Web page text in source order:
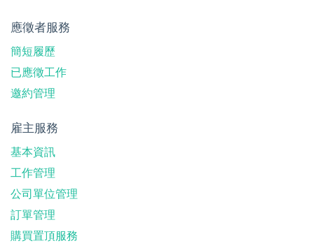
應徵者服務
簡短履歷
已應徵工作
邀約管理
雇主服務
基本資訊
工作管理
公司單位管理
訂單管理
購買置頂服務